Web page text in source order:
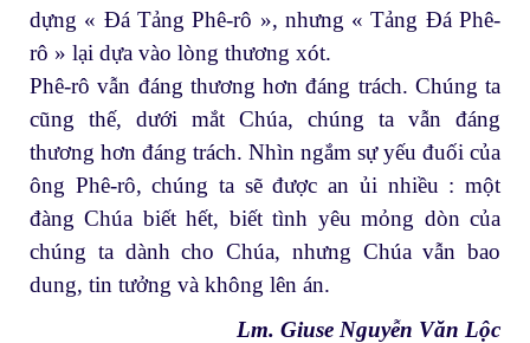
dựng « Đá Tảng Phê-rô », nhưng « Tảng Đá Phê-
rô » lại dựa vào lòng thương xót.
Phê-rô vẫn đáng thương hơn đáng trách. Chúng ta
cũng thế, dưới mắt Chúa, chúng ta vẫn đáng
thương hơn đáng trách. Nhìn ngắm sự yếu đuối của
ông Phê-rô, chúng ta sẽ được an ủi nhiều : một
đàng Chúa biết hết, biết tình yêu mỏng dòn của
chúng ta dành cho Chúa, nhưng Chúa vẫn bao
dung, tin tưởng và không lên án.
Lm. Giuse Nguyễn Văn Lộc